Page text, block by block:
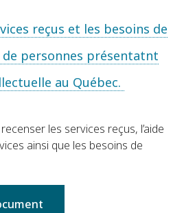
reçus et les besoins de
personnes présentatnt
au Québec.
les services reçus, l’aide
ainsi que les besoins de